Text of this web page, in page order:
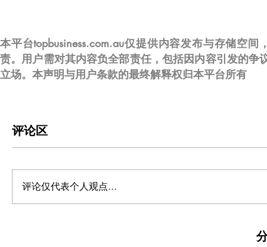
本平台topbusiness.com.au仅提供内容发布与存储空
责。用户需对其内容负全部责任，包括因内容引发的
立场。本声明与用户条款的最终解释权归本平台所有
评论区
评论仅代表个人观点...